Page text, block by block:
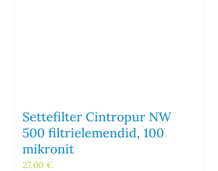
Settefilter Cintropur NW
500 filtrielemendid, 100
mikronit
27,00 €